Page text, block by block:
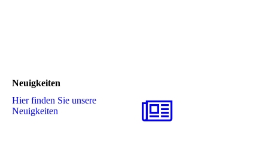
Neuigkeiten
Hier finden Sie unsere
Neuigkeiten